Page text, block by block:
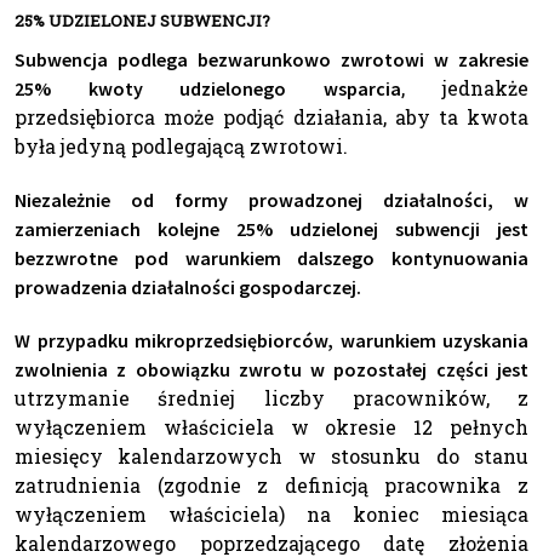
25% UDZIELONEJ SUBWENCJI?
Subwencja podlega bezwarunkowo zwrotowi w zakresie
25% kwoty udzielonego wsparcia, jednakże
przedsiębiorca może podjąć działania, aby ta kwota
była jedyną podlegającą zwrotowi.
Niezależnie od formy prowadzonej działalności, w
zamierzeniach kolejne 25% udzielonej subwencji jest
bezzwrotne pod warunkiem dalszego kontynuowania
prowadzenia działalności gospodarczej.
W przypadku mikroprzedsiębiorców, warunkiem uzyskania
zwolnienia z obowiązku zwrotu w pozostałej części jest
utrzymanie średniej liczby pracowników, z
wyłączeniem właściciela w okresie 12 pełnych
miesięcy kalendarzowych w stosunku do stanu
zatrudnienia (zgodnie z definicją pracownika z
wyłączeniem właściciela) na koniec miesiąca
kalendarzowego poprzedzającego datę złożenia